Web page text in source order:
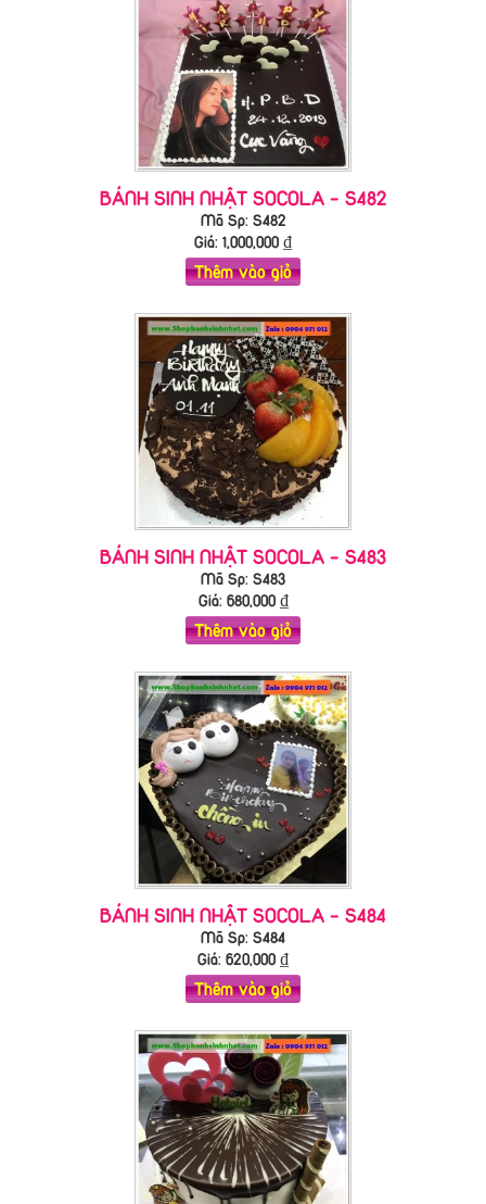
BÁNH SINH NHẬT SOCOLA - S482
Mã Sp: S482
Giá: 1,000,000₫
Thêm vào giỏ
BÁNH SINH NHẬT SOCOLA - S483
Mã Sp: S483
Giá: 680,000₫
Thêm vào giỏ
BÁNH SINH NHẬT SOCOLA - S484
Mã Sp: S484
Giá: 620,000₫
Thêm vào giỏ